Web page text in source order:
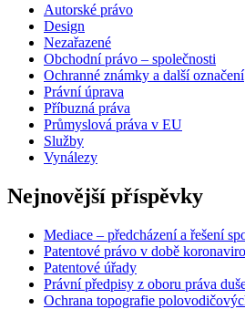
Autorské právo
Design
Nezařazené
Obchodní právo – společnosti
Ochranné známky a další označení
Právní úprava
Příbuzná práva
Průmyslová práva v EU
Služby
Vynálezy
Nejnovější příspěvky
Mediace – předcházení a řešení
Patentové právo v době
Patentové úřady
Právní předpisy z oboru práva
Ochrana topografie